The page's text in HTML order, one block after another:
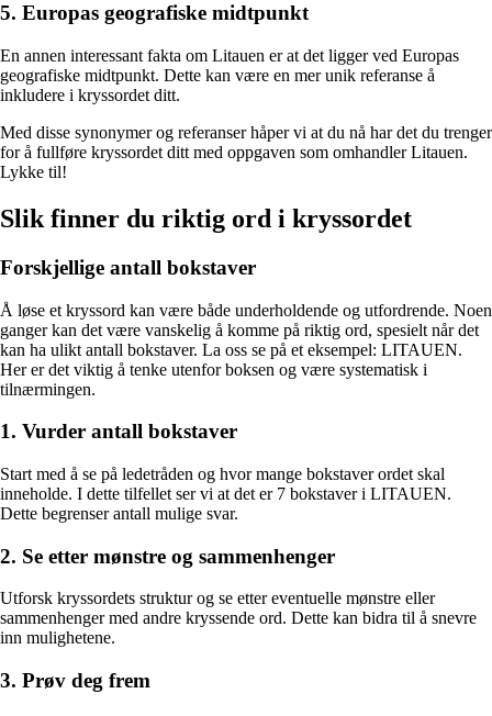
5. Europas geografiske midtpunkt
En annen interessant fakta om Litauen er at det ligger ved Europas
geografiske midtpunkt. Dette kan være en mer unik referanse å
inkludere i kryssordet ditt.
Med disse synonymer og referanser håper vi at du nå har det du trenger
for å fullføre kryssordet ditt med oppgaven som omhandler Litauen.
Lykke til!
Slik finner du riktig ord i kryssordet
Forskjellige antall bokstaver
Å løse et kryssord kan være både underholdende og utfordrende. Noen
ganger kan det være vanskelig å komme på riktig ord, spesielt når det
kan ha ulikt antall bokstaver. La oss se på et eksempel: LITAUEN.
Her er det viktig å tenke utenfor boksen og være systematisk i
tilnærmingen.
1. Vurder antall bokstaver
Start med å se på ledetråden og hvor mange bokstaver ordet skal
inneholde. I dette tilfellet ser vi at det er 7 bokstaver i LITAUEN.
Dette begrenser antall mulige svar.
2. Se etter mønstre og sammenhenger
Utforsk kryssordets struktur og se etter eventuelle mønstre eller
sammenhenger med andre kryssende ord. Dette kan bidra til å snevre
inn mulighetene.
3. Prøv deg frem